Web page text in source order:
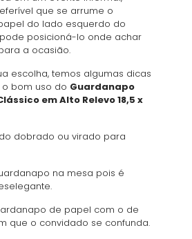
que se arrume o
do lado esquerdo do
posicioná-lo onde achar
a ocasião.
escolha, temos algumas dicas
bom uso do Guardanapo
em Alto Relevo 18,5 x
dobrado ou virado para
na mesa pois é
de papel com o de
que o convidado se confunda.